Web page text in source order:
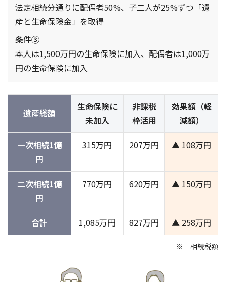
法定相続分通りに配偶者50%、子二人が25%ずつ「遺
産と生命保険金」を取得
条件③
本人は1,500万円の生命保険に加入、配偶者は1,000万
円の生命保険に加入
遺産総額
生命保険に
未加入
非課税
枠活用
効果額（軽
減額）
一次相続1億
円
315万円 207万円 ▲️ 108万円
二次相続1億
円
770万円 620万円 ▲️ 150万円
合計 1,085万円 827万円 ▲️ 258万円
相続税額